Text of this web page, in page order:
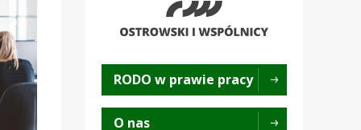
RODO w prawie pracy
O nas